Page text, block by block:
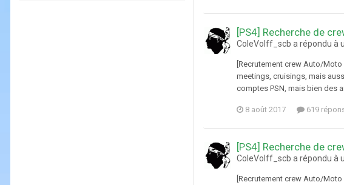
[PS4] Recherche de
ColeVolff_scb a répondu à
[Recrutement crew Auto/
meetings, cruisings, mais
comptes PSN, mais bien des
8 août 2017 619
[PS4] Recherche de
ColeVolff_scb a répondu à
[Recrutement crew Auto/